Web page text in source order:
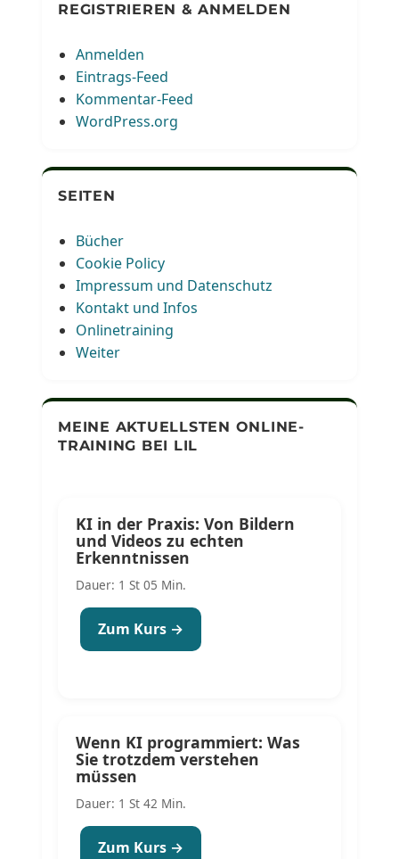
REGISTRIEREN & ANMELDEN
Anmelden
Eintrags-Feed
Kommentar-Feed
WordPress.org
SEITEN
Bücher
Cookie Policy
Impressum und Datenschutz
Kontakt und Infos
Onlinetraining
Weiter
MEINE AKTUELLSTEN ONLINE-
TRAINING BEI LIL
KI in der Praxis: Von Bildern
und Videos zu echten
Erkenntnissen
Dauer: 1 St 05 Min.
Zum Kurs →
Wenn KI programmiert: Was
Sie trotzdem verstehen
müssen
Dauer: 1 St 42 Min.
Zum Kurs →